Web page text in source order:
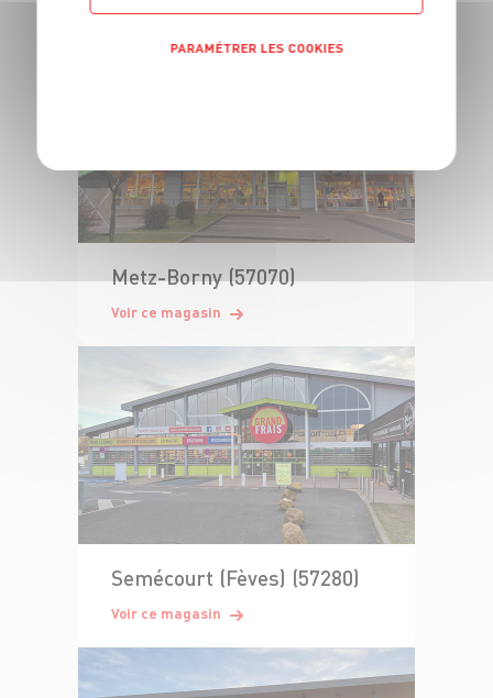
Voir ce magasin
Metz-Borny (57070)
Voir ce magasin
Semécourt (Fèves) (57280)
Voir ce magasin
PARAMÉTRER LES COOKIES